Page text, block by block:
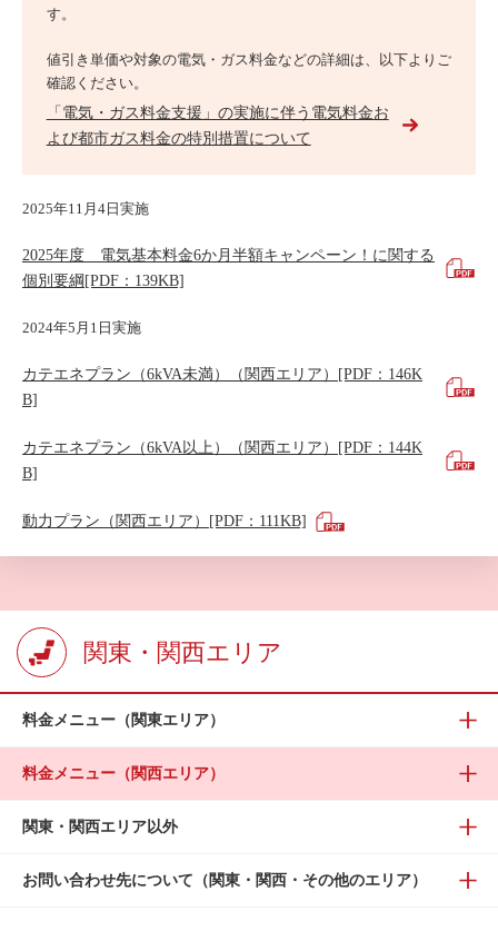
す。
値引き単価や対象の電気・ガス料金などの詳細は、以下よりご
確認ください。
「電気・ガス料金支援」の実施に伴う電気料金お
よび都市ガス料金の特別措置について
2025年11月4日実施
2025年度 電気基本料金6か月半額キャンペーン！に関する
個別要綱[PDF：139KB]
2024年5月1日実施
カテエネプラン（6kVA未満）（関西エリア）[PDF：146K
B]
カテエネプラン（6kVA以上）（関西エリア）[PDF：144K
B]
動力プラン（関西エリア）[PDF：111KB]
関東・関西エリア
料金メニュー（関東エリア）
料金メニュー（関西エリア）
関東・関西エリア以外
お問い合わせ先について（関東・関西・その他のエリア）